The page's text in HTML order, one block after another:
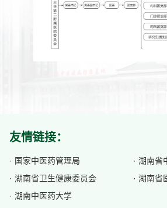
友情链接：
· 国家中医药管理局
· 湖南省
· 湖南省卫生健康委员会
· 湖南省
· 湖南中医药大学